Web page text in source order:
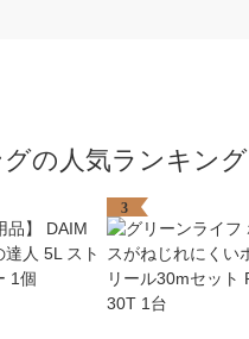
の人気ランキング
3